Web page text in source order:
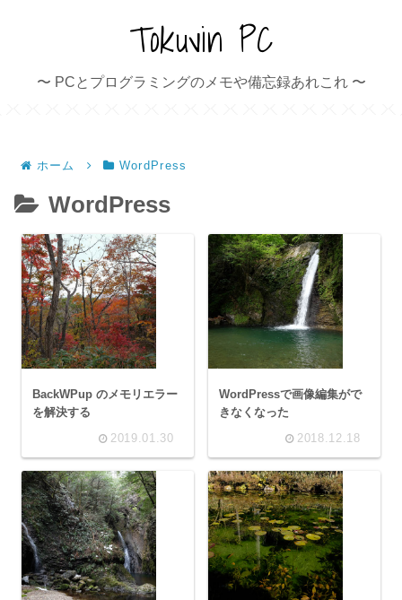
Tokuvin PC
〜 PCとプログラミングのメモや備忘録あれこれ 〜
ホーム WordPress
WordPress
BackWPup のメモリエラー
を解決する
2019.01.30
WordPressで画像編集がで
きなくなった
2018.12.18